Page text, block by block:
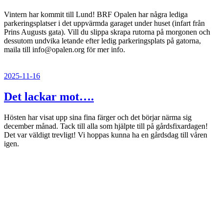
Vintern har kommit till Lund! BRF Opalen har några lediga
parkeringsplatser i det uppvärmda garaget under huset (infart från
Prins Augusts gata). Vill du slippa skrapa rutorna på morgonen och
dessutom undvika letande efter ledig parkeringsplats på gatorna,
maila till info@opalen.org för mer info.
Publicerat
2025-11-16
Det lackar mot….
Hösten har visat upp sina fina färger och det börjar närma sig
december månad. Tack till alla som hjälpte till på gårdsfixardagen!
Det var väldigt trevligt! Vi hoppas kunna ha en gårdsdag till våren
igen.